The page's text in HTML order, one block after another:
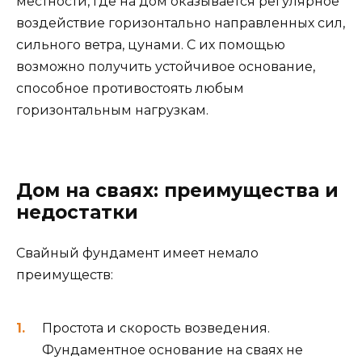
воздействие горизонтально направленных сил,
сильного ветра, цунами. С их помощью
возможно получить устойчивое основание,
способное противостоять любым
горизонтальным нагрузкам.
Дом на сваях: преимущества и
недостатки
Свайный фундамент имеет немало
преимуществ:
Простота и скорость возведения.
Фундаментное основание на сваях не